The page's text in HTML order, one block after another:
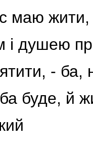
маю
і душею
- ба,
буде, й